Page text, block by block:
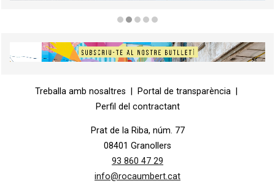
Treballa amb nosaltres
Portal de transparència
Perfil del contractant
Prat de la Riba, núm. 77
08401 Granollers
93 860 47 29
info@rocaumbert.cat